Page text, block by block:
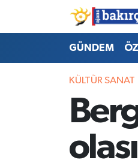
GÜNDEM
KÜLTÜR SANAT
İzmir Nöbetçi
İzmir Hava Durumu
İzmir Namaz Vakitleri
İzmir Trafik Yoğunluk